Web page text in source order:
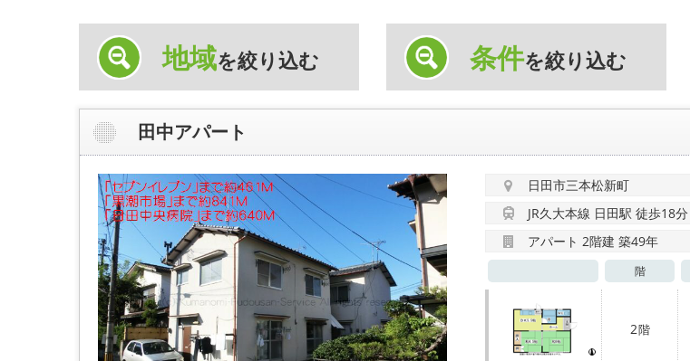
地域を絞り込む 条件を絞り込む
田中アパート
日田市三本松新町
JR久大本線 日田駅 徒歩18分
アパート 2階建 築49年
階
2階